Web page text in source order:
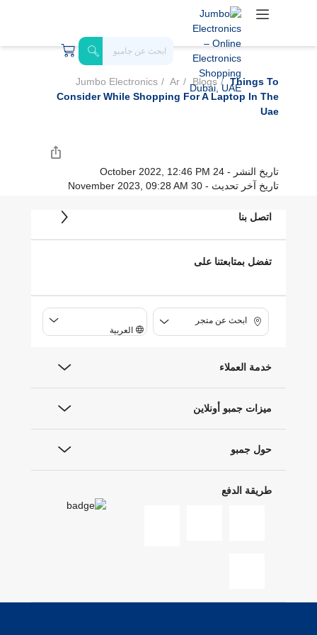
Jumbo Electronics Ar Blogs
Things To
Consider While Shopping For A Laptop In The
Uae
تاريخ النشر - 24 October 2022, 12:46 PM
تاريخ آخر تحديث - 30 November 2023, 09:28 AM
اتصل بنا
تفضل بمتابعتنا على
ابحث عن متجر
العربية
خدمة العملاء
ميزات جمبو أونلاين
حول جمبو
طريقة الدفع